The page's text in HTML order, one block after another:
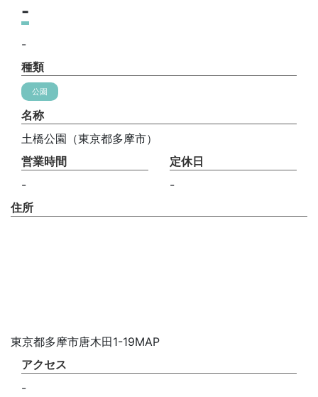
-
-
種類
公園
名称
土橋公園（東京都多摩市）
営業時間
-
定休日
-
住所
東京都多摩市唐木田1-19MAP
アクセス
-